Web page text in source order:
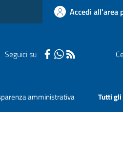
Accedi all'area
Seguici su
amministrativa Tutti